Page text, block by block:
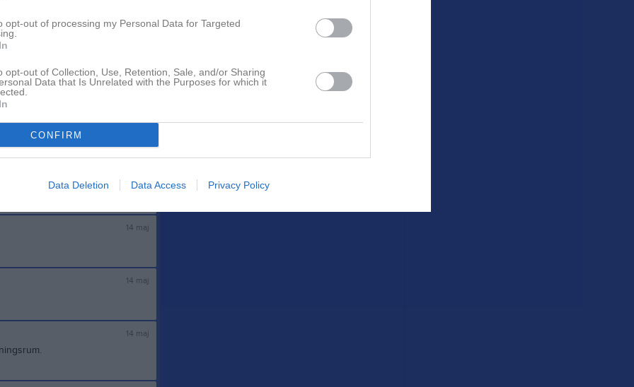
opt-out of processing my Personal Data for Targeted
opt-out of Collection, Use, Retention, Sale, and/or Sharing
Data that Is Unrelated with the Purposes for which it
CONFIRM
Data Deletion Data Access Privacy Policy
14 maj
men då vet jag
14 maj
och träffa?
:-)
14 maj
14 maj
14 maj
Logga in och ladda upp ert första klipp
2 bilder